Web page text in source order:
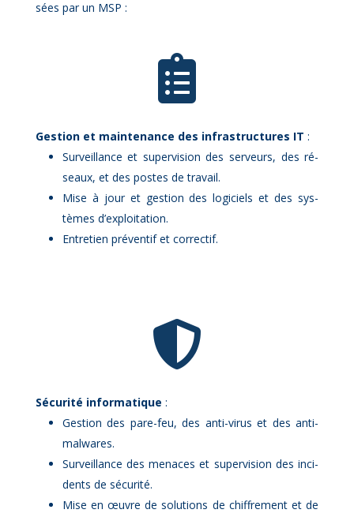
sées par un MSP :

Ges­tion et main­te­nance des in­fra­struc­tures IT :
Sur­veillance et su­per­vi­sion des ser­veurs, des ré­
seaux, et des postes de tra­vail.
Mise à jour et ges­tion des lo­gi­ciels et des sys­
tèmes d’ex­ploi­ta­tion.
En­tre­tien pré­ven­tif et cor­rec­tif.

Sé­cu­ri­té in­for­ma­tique :
Ges­tion des pare-feu, des an­ti-vi­rus et des an­ti-
mal­wares.
Sur­veillance des me­naces et su­per­vi­sion des in­ci­
dents de sé­cu­ri­té.
Mise en œuvre de so­lu­tions de chif­fre­ment et de